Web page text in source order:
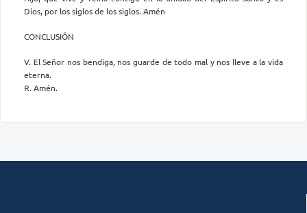
Dios, por los siglos de los siglos. Amén
CONCLUSIÓN
V. El Señor nos bendiga, nos guarde de todo mal y nos lleve a la vida
eterna.
R. Amén.